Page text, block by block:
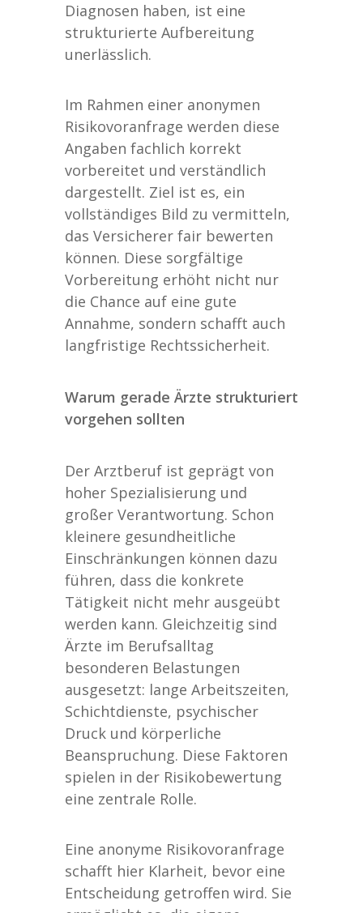
Diagnosen haben, ist eine
strukturierte Aufbereitung
unerlässlich.
Im Rahmen einer anonymen
Risikovoranfrage werden diese
Angaben fachlich korrekt
vorbereitet und verständlich
dargestellt. Ziel ist es, ein
vollständiges Bild zu vermitteln,
das Versicherer fair bewerten
können. Diese sorgfältige
Vorbereitung erhöht nicht nur
die Chance auf eine gute
Annahme, sondern schafft auch
langfristige Rechtssicherheit.
Warum gerade Ärzte strukturiert
vorgehen sollten
Der Arztberuf ist geprägt von
hoher Spezialisierung und
großer Verantwortung. Schon
kleinere gesundheitliche
Einschränkungen können dazu
führen, dass die konkrete
Tätigkeit nicht mehr ausgeübt
werden kann. Gleichzeitig sind
Ärzte im Berufsalltag
besonderen Belastungen
ausgesetzt: lange Arbeitszeiten,
Schichtdienste, psychischer
Druck und körperliche
Beanspruchung. Diese Faktoren
spielen in der Risikobewertung
eine zentrale Rolle.
Eine anonyme Risikovoranfrage
schafft hier Klarheit, bevor eine
Entscheidung getroffen wird. Sie